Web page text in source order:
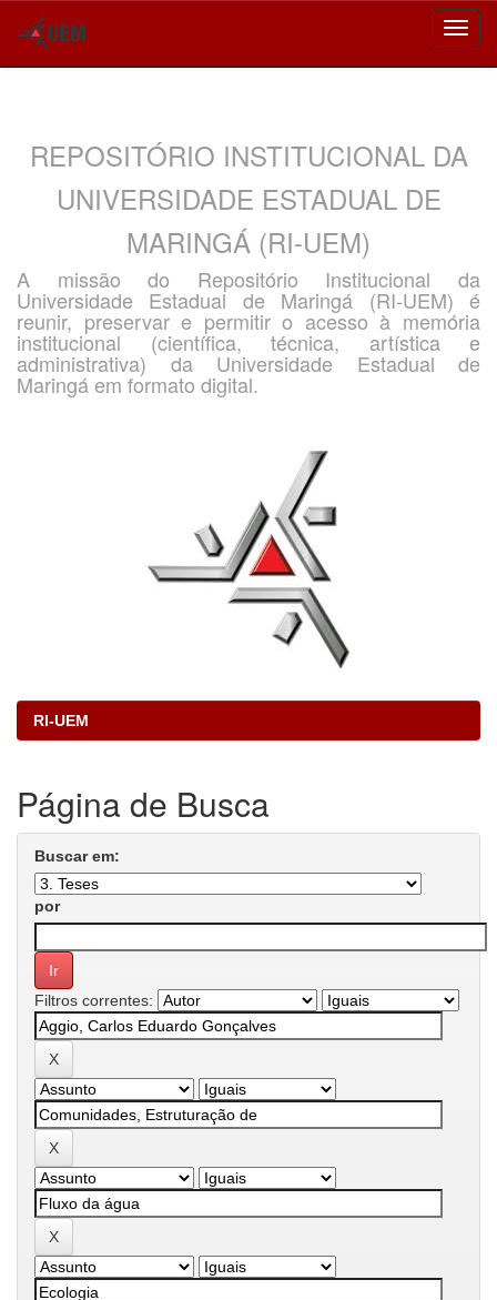
REPOSITÓRIO INSTITUCIONAL DA
UNIVERSIDADE ESTADUAL DE
MARINGÁ (RI-UEM)
A missão do Repositório Institucional da
Universidade Estadual de Maringá (RI-UEM) é
reunir, preservar e permitir o acesso à memória
institucional (científica, técnica, artística e
administrativa) da Universidade Estadual de
Maringá em formato digital.
RI-UEM
Página de Busca
Buscar em:
por
Filtros correntes: